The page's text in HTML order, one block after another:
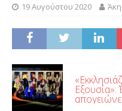
19 Αυγούστου 2020
Εξουσία»: